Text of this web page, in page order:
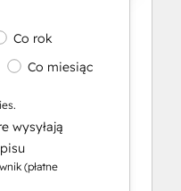
Co rok
Co miesiąc
wysyłają
(płatne